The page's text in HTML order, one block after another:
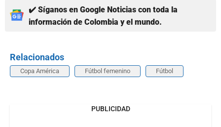
✔️ Síganos en Google Noticias con toda la
información de Colombia y el mundo.
Relacionados
Copa América Fútbol femenino Fútbol
PUBLICIDAD